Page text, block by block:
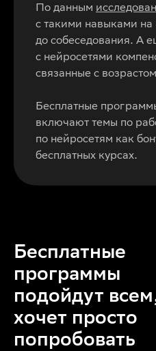
По данным
с такими навыками на
до собеседования. А
с нейросетями
связанные с
Бесплатные
включают темы по
по нейросетям как
бесплатных курсах.
Бесплатные
программы
подойдут
хочет просто
попробовать